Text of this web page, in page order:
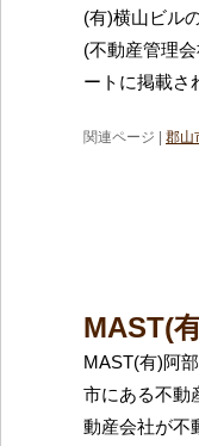
(有)横山ビル
(不動産管理
ートに掲載さ
関連ページ | 郡山
MAST(
MAST(有)阿
市にある不動
動産会社が不